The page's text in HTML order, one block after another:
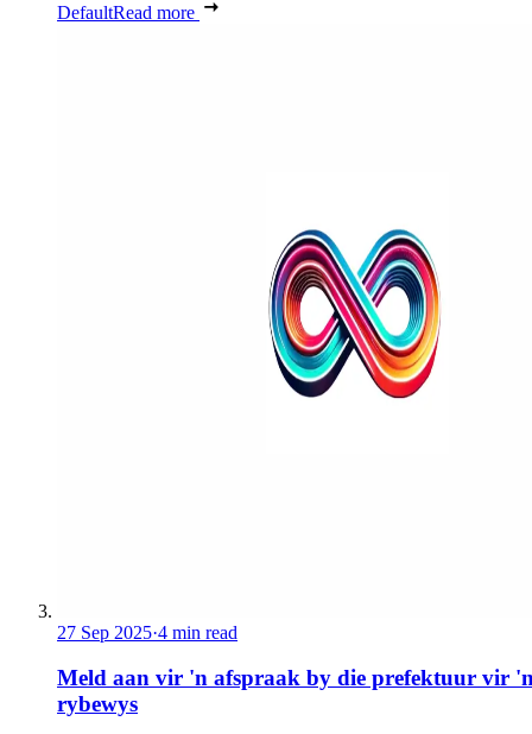
DefaultRead more
27 Sep 2025·4 min read
Meld aan vir 'n afspraak by die prefektuur vir
rybewys